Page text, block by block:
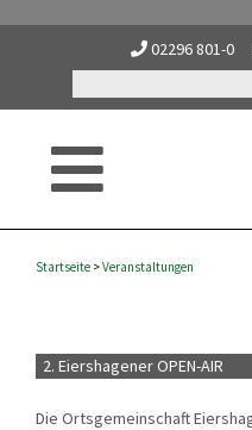
02296 801-0
Startseite >Veranstaltungen
2. Eiershagener OPEN-AIR
Die Ortsgemeinschaft